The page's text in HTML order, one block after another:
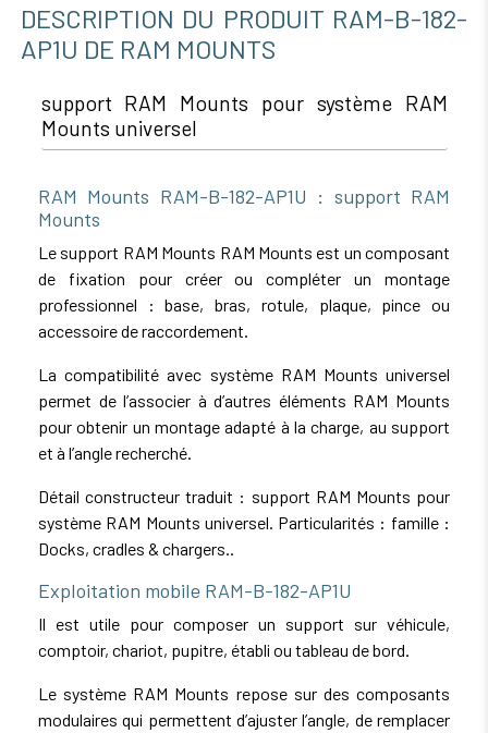
DESCRIPTION DU PRODUIT RAM-B-182-
AP1U DE RAM MOUNTS
support RAM Mounts pour système RAM
Mounts universel
RAM Mounts RAM-B-182-AP1U : support RAM
Mounts
Le support RAM Mounts RAM Mounts est un composant
de fixation pour créer ou compléter un montage
professionnel : base, bras, rotule, plaque, pince ou
accessoire de raccordement.
La compatibilité avec système RAM Mounts universel
permet de l’associer à d’autres éléments RAM Mounts
pour obtenir un montage adapté à la charge, au support
et à l’angle recherché.
Détail constructeur traduit : support RAM Mounts pour
système RAM Mounts universel. Particularités : famille :
Docks, cradles & chargers..
Exploitation mobile RAM-B-182-AP1U
Il est utile pour composer un support sur véhicule,
comptoir, chariot, pupitre, établi ou tableau de bord.
Le système RAM Mounts repose sur des composants
modulaires qui permettent d’ajuster l’angle, de remplacer